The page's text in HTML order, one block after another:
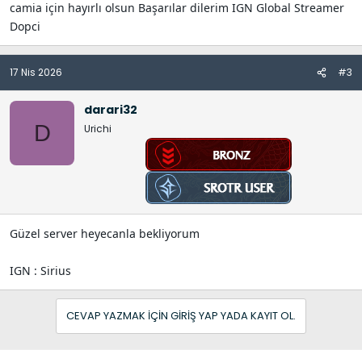
camia için hayırlı olsun Başarılar dilerim IGN Global Streamer
Dopci
17 Nis 2026 #3
D
darari32
Urichi
Güzel server heyecanla bekliyorum
IGN : Sirius
CEVAP YAZMAK IÇIN GIRIŞ YAP YADA KAYIT OL.